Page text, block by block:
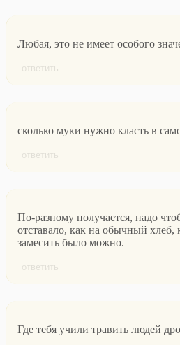
Любая, это не имеет особого
ответить
сколько муки нужно класть в
ответить
По-разному получается, надо
отставало, как на обычный хлеб,
замесить было можно.
ответить
Где тебя учили травить людей